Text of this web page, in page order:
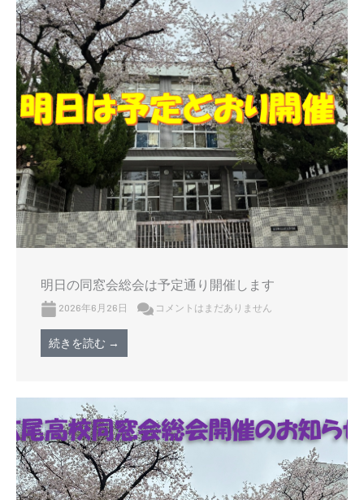
明日の同窓会総会は予定通り開催します
2026年6月26日 コメントはまだありません
続きを読む →